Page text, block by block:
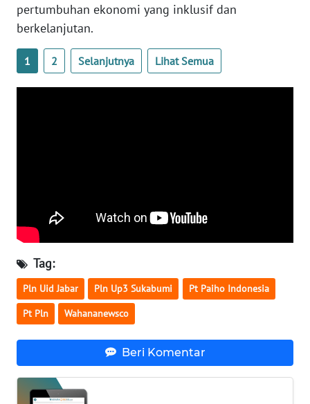
pertumbuhan ekonomi yang inklusif dan
berkelanjutan.
1 2 Selanjutnya Lihat Semua
Tag:
Pln Uid Jabar Pln Up3 Sukabumi Pt Paiho Indonesia
Pt Pln Wahananewsco
Beri Komentar
KALTENG
WN
KALTARA
SULSEL
GORONTALO
WN
SULUT
MALUKU